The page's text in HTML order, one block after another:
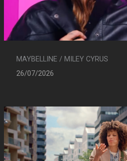
MAYBELLINE / MILEY CYRUS
26/07/2026